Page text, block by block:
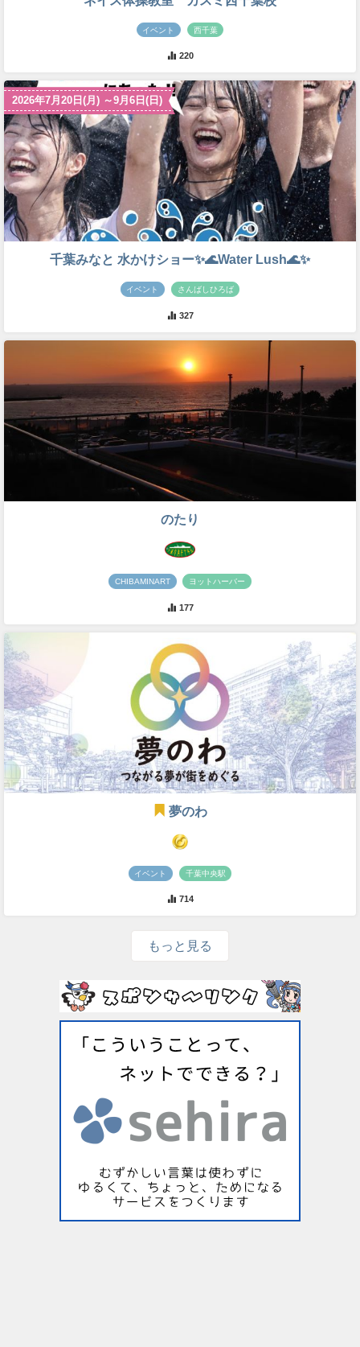
イベント 西千葉
220
2026年7月20日(月) ～9月6日(日)
千葉みなと 水かけショー✨🌊Water Lush🌊✨
イベント さんばしひろば
327
のたり
CHIBAMINART ヨットハーバー
177
夢のわ
イベント 千葉中央駅
714
もっと見る